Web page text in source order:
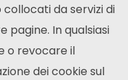
collocati da servizi di
pagine. In qualsiasi
o revocare il
dei cookie sul